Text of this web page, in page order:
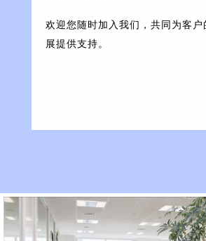
欢迎您随时加入我们，共同为客
展提供支持。